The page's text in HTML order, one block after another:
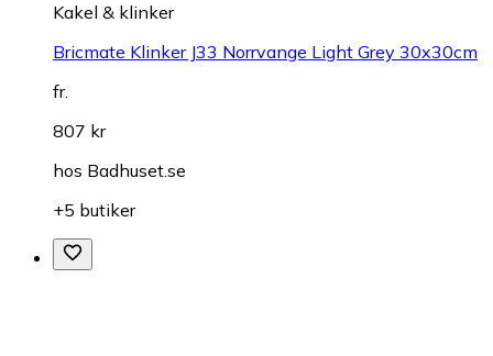
Kakel & klinker
Bricmate Klinker J33 Norrvange Light Grey 30x30cm
fr.
807 kr
hos Badhuset.se
+5 butiker